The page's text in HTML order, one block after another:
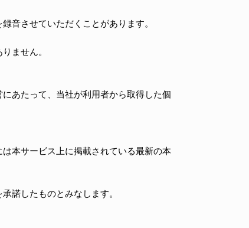
音させていただくことがあります。
ません。
あたって、当社が利用者から取得した個
本サービス上に掲載されている最新の本
諾したものとみなします。